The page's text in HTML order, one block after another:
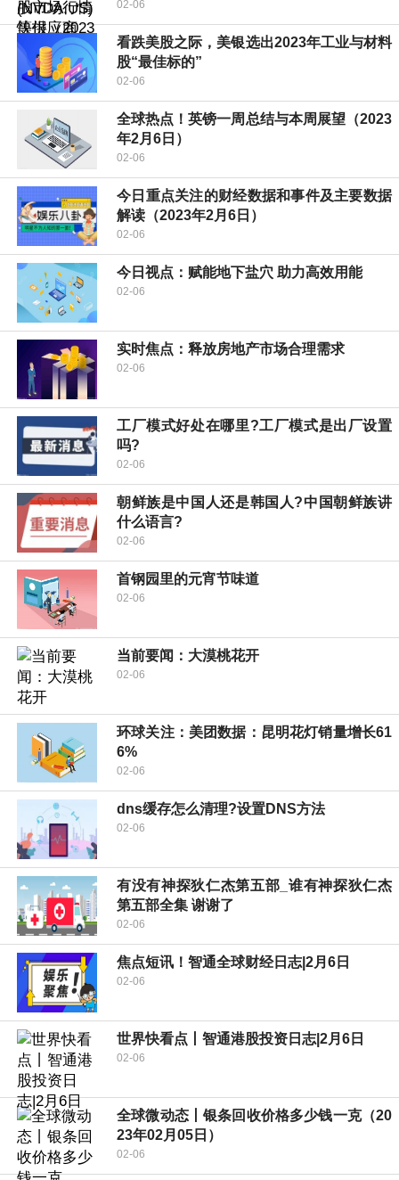
02-06
看跌美股之际，美银选出2023年工业与材料
股“最佳标的”
02-06
全球热点！英镑一周总结与本周展望（2023
年2月6日）
02-06
今日重点关注的财经数据和事件及主要数据
解读（2023年2月6日）
02-06
今日视点：赋能地下盐穴 助力高效用能
02-06
实时焦点：释放房地产市场合理需求
02-06
工厂模式好处在哪里?工厂模式是出厂设置
吗?
02-06
朝鲜族是中国人还是韩国人?中国朝鲜族讲
什么语言?
02-06
首钢园里的元宵节味道
02-06
当前要闻：大漠桃花开
02-06
环球关注：美团数据：昆明花灯销量增长61
6%
02-06
dns缓存怎么清理?设置DNS方法
02-06
有没有神探狄仁杰第五部_谁有神探狄仁杰
第五部全集 谢谢了
02-06
焦点短讯！智通全球财经日志|2月6日
02-06
世界快看点丨智通港股投资日志|2月6日
02-06
全球微动态丨银条回收价格多少钱一克（20
23年02月05日）
02-06